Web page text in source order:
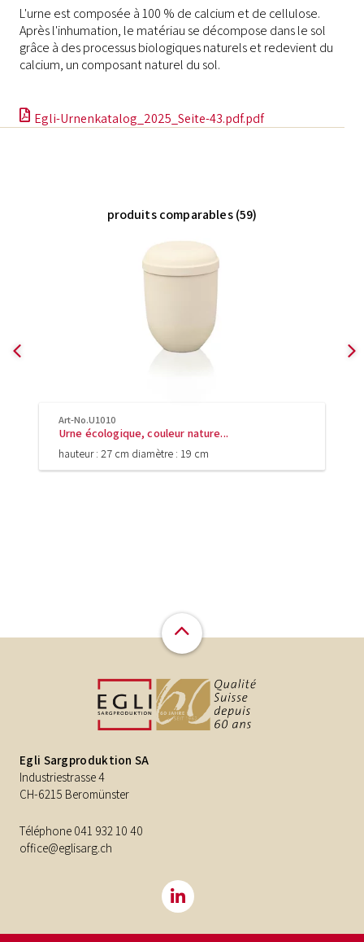
L'urne est composée à 100 % de calcium et de cellulose.
Après l'inhumation, le matériau se décompose dans le sol
grâce à des processus biologiques naturels et redevient du
calcium, un composant naturel du sol.
Egli-Urnenkatalog_2025_Seite-43.pdf.pdf
produits comparables (59)
Art-No.U1010
Urne écologique, couleur nature...
hauteur : 27 cm diamètre : 19 cm
Egli Sargproduktion SA
Industriestrasse 4
CH-6215 Beromünster
Téléphone 041 932 10 40
office@eglisarg.ch